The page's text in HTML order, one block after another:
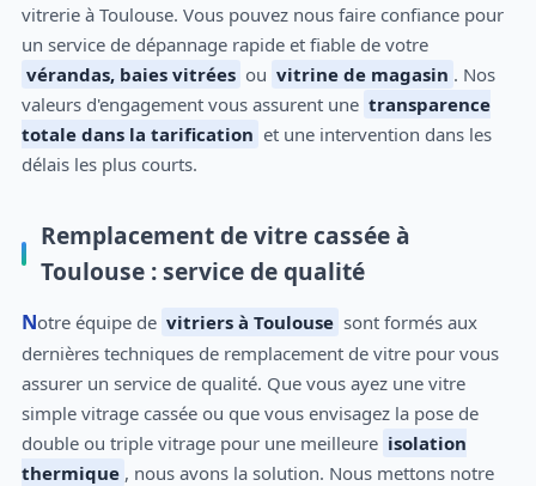
vitrerie à Toulouse. Vous pouvez nous faire confiance pour
un service de dépannage rapide et fiable de votre
vérandas, baies vitrées ou vitrine de magasin . Nos
valeurs d'engagement vous assurent une transparence
totale dans la tarification et une intervention dans les
délais les plus courts.
Remplacement de vitre cassée à
Toulouse : service de qualité
Notre équipe de vitriers à Toulouse sont formés aux
dernières techniques de remplacement de vitre pour vous
assurer un service de qualité. Que vous ayez une vitre
simple vitrage cassée ou que vous envisagez la pose de
double ou triple vitrage pour une meilleure isolation
thermique , nous avons la solution. Nous mettons notre